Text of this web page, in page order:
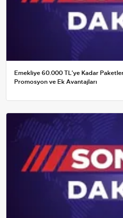
Emekliye 60.000 TL'ye Kadar
Promosyon ve Ek Avantajları